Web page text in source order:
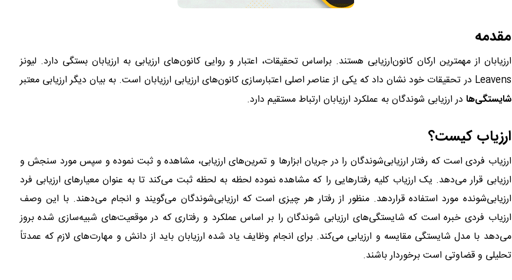
مقدمه
ارزیابان از مهمترین ارکان کانون‌ارزیابی هستند. بر‌اساس تحقیقات، اعتبار و روایی کانون‌های ارزیابی به ارزیابان بستگی دارد. لیونز
Leavens در تحقیقات خود نشان داد که یکی از عناصر اصلی اعتبارسازی کانون‌های ارزیابی ارزیابان است. به بیان دیگر ارزیابی معتبر
شایستگی‌ها در ارزیابی شوندگان به عملکرد ارزیابان ارتباط مستقیم دارد.
ارزیاب کیست؟
ارزیاب فردی است که رفتار ارزیابی‌شوندگان را در جریان ابزارها و تمرین‌های ارزیابی، مشاهده و ثبت نموده و سپس مورد سنجش و
ارزیابی قرار می‌دهد. یک ارزیاب کلیه رفتارهایی را که مشاهده نموده لحظه به لحظه ثبت می‌کند تا به عنوان معیارهای ارزیابی فرد
ارزیابی‌شونده مورد استفاده قرار‌دهد. منظور از رفتار هر چیزی است که ارزیابی‌شوندگان می‌گویند و انجام می‌دهند. با این وصف
ارزیاب فردی خبره است که شایستگی‌های ارزیابی شوندگان را بر اساس عملکرد و رفتاری که در موقعیت‌های شبیه‌سازی شده بروز
می‌دهد با مدل شایستگی مقایسه و ارزیابی می‌کند. برای انجام وظایف یاد شده ارزیابان باید از دانش و مهارت‌های لازم که عمدتاً
تحلیلی و قضاوتی است برخوردار باشند.